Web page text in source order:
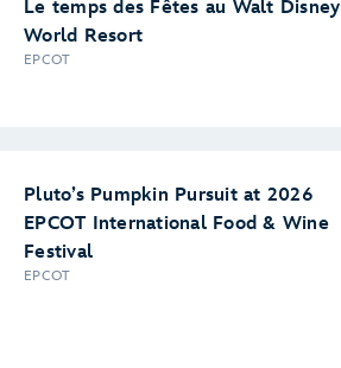
Le temps des Fêtes au Walt Disney
World Resort
EPCOT
Pluto’s Pumpkin Pursuit at 2026
EPCOT International Food & Wine
Festival
EPCOT